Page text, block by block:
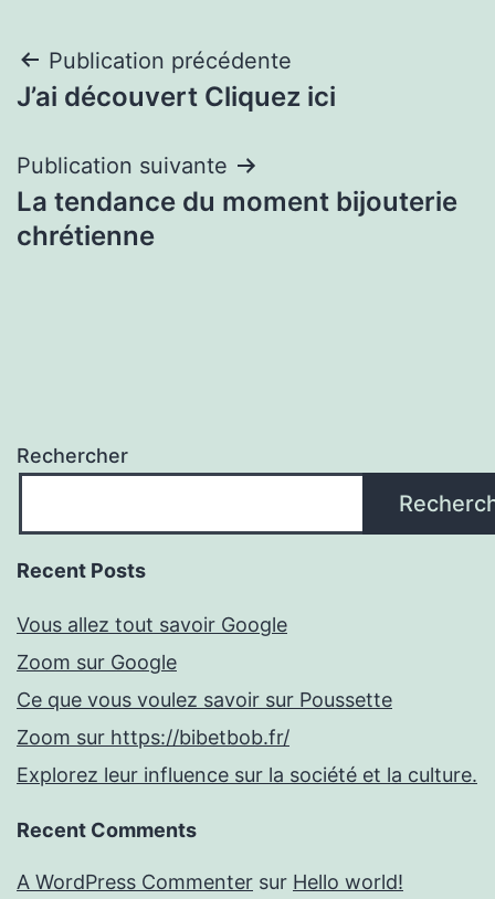
Navigation
de
l’article
Publication précédente
J’ai découvert Cliquez ici
Publication suivante
La tendance du moment bijouterie
chrétienne
Rechercher
Recent Posts
Vous allez tout savoir Google
Zoom sur Google
Ce que vous voulez savoir sur Poussette
Zoom sur https://bibetbob.fr/
Explorez leur influence sur la société et la culture.
Recent Comments
A WordPress Commenter sur Hello world!